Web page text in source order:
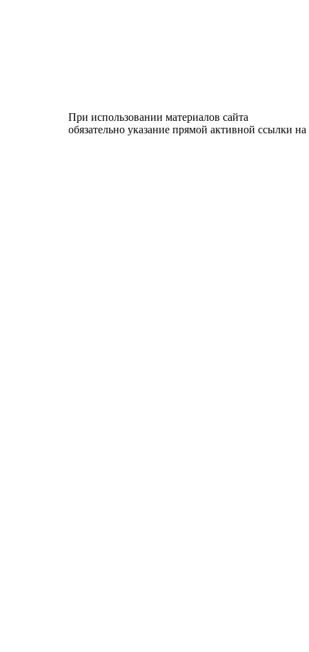
При использовании материалов сайта
обязательно указание прямой активной ссылки на